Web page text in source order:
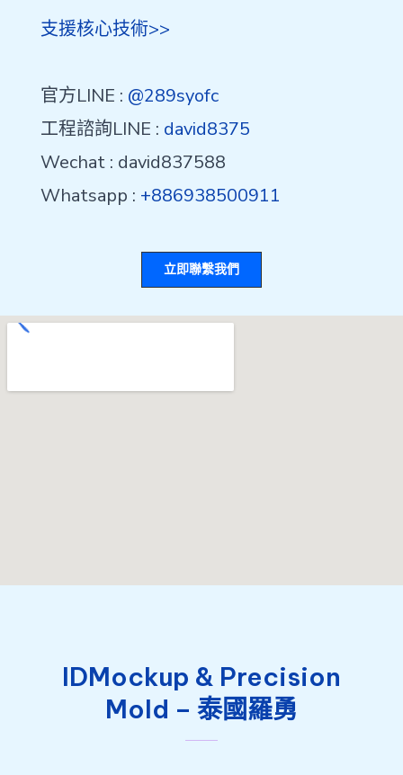
支援核心技術>>
官方LINE : @289syofc
工程諮詢LINE : david8375
Wechat : david837588
Whatsapp : +886938500911
立即聯繫我們
IDMockup & Precision
Mold – 泰國羅勇